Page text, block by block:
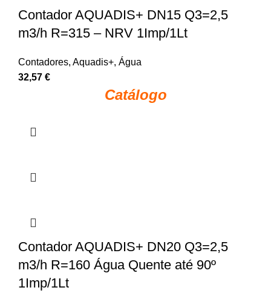
Contador AQUADIS+ DN15 Q3=2,5
m3/h R=315 – NRV 1Imp/1Lt
Contadores, Aquadis+, Água
32,57 €
Catálogo
Contador AQUADIS+ DN20 Q3=2,5
m3/h R=160 Água Quente até 90º
1Imp/1Lt